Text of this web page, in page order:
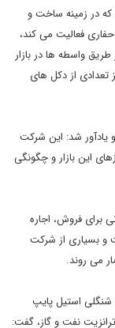
در زمینه ساخت و
فعالیت می کند،
١٠ سال است که از طریق واسطه ها در بازار
تعدادی از دکل های
یادآور شد: این شرکت
این بازار و چگونگی
برای فروش، اجاره
و بسیاری از شرکت
می روند.
استیل پایپ
نفت و گاز، گفت: